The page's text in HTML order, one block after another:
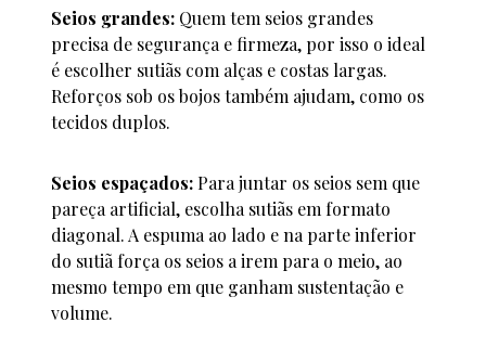
Seios grandes: Quem tem seios grandes
precisa de segurança e firmeza, por isso o ideal
é escolher sutiãs com alças e costas largas.
Reforços sob os bojos também ajudam, como os
tecidos duplos.
Seios espaçados:Para juntar os seios sem que
pareça artificial, escolha sutiãs em formato
diagonal. A espuma ao lado e na parte inferior
do sutiã força os seios a irem para o meio, ao
mesmo tempo em que ganham sustentação e
volume.